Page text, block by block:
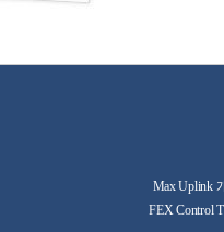
Max Uplink
FEX Control